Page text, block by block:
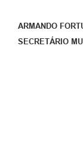
ARMANDO
SECRETÁRIO